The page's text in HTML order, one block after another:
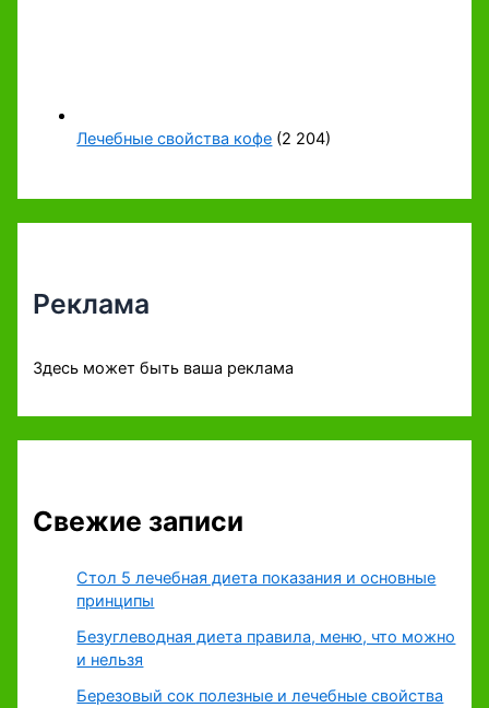
Лечебные свойства кофе (2 204)
Реклама
Здесь может быть ваша реклама
Свежие записи
Стол 5 лечебная диета показания и основные
принципы
Безуглеводная диета правила, меню, что можно
и нельзя
Березовый сок полезные и лечебные свойства